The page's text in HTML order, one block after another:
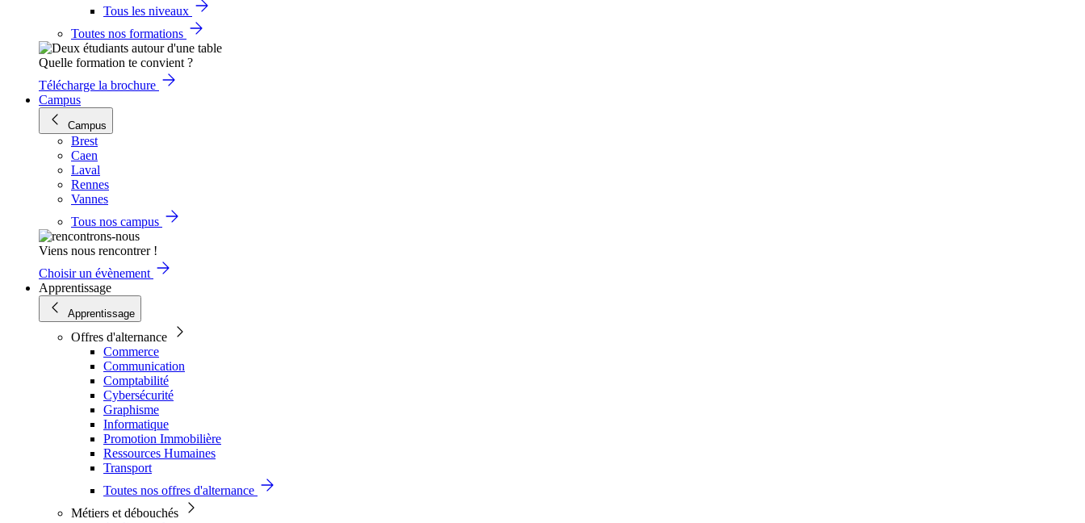
Tous les niveaux
Toutes nos formations
Quelle formation te convient ?
Télécharge la brochure
Campus
Campus
Brest
Caen
Laval
Rennes
Vannes
Tous nos campus
Viens nous rencontrer !
Choisir un évènement
Apprentissage
Apprentissage
Offres d'alternance
Commerce
Communication
Comptabilité
Cybersécurité
Graphisme
Informatique
Promotion Immobilière
Ressources Humaines
Transport
Toutes nos offres d'alternance
Métiers et débouchés